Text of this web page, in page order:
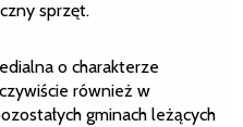
sprzęt.
o charakterze
również w
gminach leżących